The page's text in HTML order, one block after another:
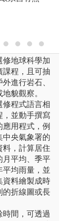
修地球科學加
課程，且可抽
外進行岩石、
貌觀察。
修程式語言相
，並動手撰寫
應用程式，例
中央氣象署的
料，計算居住
月平均、季平
平均雨量，並
資料繪製成時
的折線圖或長
時間，可透過